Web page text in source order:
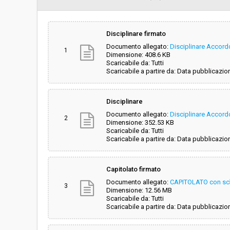
Svolgimento: Gara in busta
Responsabile attuale:
COMUNE DI
1
Disciplinare firmato
Documento allegato: Disciplinare
Dimensione: 408.6 KB
Scaricabile da: Tutti
Scaricabile a partire da: Data
2
Disciplinare
Documento allegato: Disciplinare
Dimensione: 352.53 KB
Scaricabile da: Tutti
Scaricabile a partire da: Data
3
Capitolato firmato
Documento allegato: CAPITOLATO con
Dimensione: 12.56 MB
Scaricabile da: Tutti
Scaricabile a partire da: Data